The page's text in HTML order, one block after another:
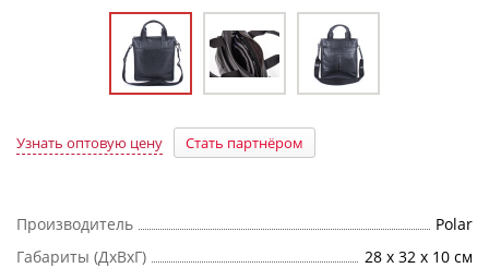
Узнать оптовую цену Стать партнёром
Производитель
Polar
Габариты (ДхВхГ)
28 х 32 х 10 см